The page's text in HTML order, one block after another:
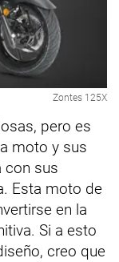
Zontes 125X
pero es
moto y sus
con sus
Esta moto de
en la
Si a esto
creo que